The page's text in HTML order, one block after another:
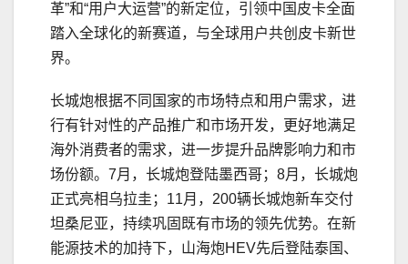
革”和“用户大运营”的新定位，引领中国皮卡全面
踏入全球化的新赛道，与全球用户共创皮卡新世
界。
长城炮根据不同国家的市场特点和用户需求，进
行有针对性的产品推广和市场开发，更好地满足
海外消费者的需求，进一步提升品牌影响力和市
场份额。7月，长城炮登陆墨西哥；8月，长城炮
正式亮相乌拉圭；11月，200辆长城炮新车交付
坦桑尼亚，持续巩固既有市场的领先优势。在新
能源技术的加持下，山海炮HEV先后登陆泰国、